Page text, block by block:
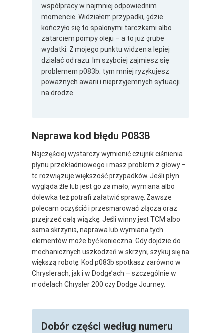
współpracy w najmniej odpowiednim
momencie. Widziałem przypadki, gdzie
kończyło się to spalonymi tarczkami albo
zatarciem pompy oleju – a to już grube
wydatki. Z mojego punktu widzenia lepiej
działać od razu. Im szybciej zajmiesz się
problemem p083b, tym mniej ryzykujesz
poważnych awarii i nieprzyjemnych sytuacji
na drodze.
Naprawa kod błędu P083B
Najczęściej wystarczy wymienić czujnik ciśnienia
płynu przekładniowego i masz problem z głowy –
to rozwiązuje większość przypadków. Jeśli płyn
wygląda źle lub jest go za mało, wymiana albo
dolewka też potrafi załatwić sprawę. Zawsze
polecam oczyścić i przesmarować złącza oraz
przejrzeć całą wiązkę. Jeśli winny jest TCM albo
sama skrzynia, naprawa lub wymiana tych
elementów może być konieczna. Gdy dojdzie do
mechanicznych uszkodzeń w skrzyni, szykuj się na
większą robotę. Kod p083b spotkasz zarówno w
Chryslerach, jak i w Dodge’ach – szczególnie w
modelach Chrysler 200 czy Dodge Journey.
Dobór części według numeru